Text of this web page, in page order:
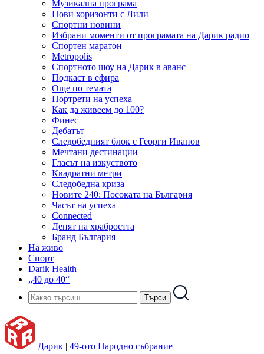
Музикална програма
Нови хоризонти с Лили
Спортни новини
Избрани моменти от програмата на Дарик радио
Спортен маратон
Metropolis
Спортното шоу на Дарик в аванс
Подкаст в ефира
Още по темата
Портрети на успеха
Как да живеем до 100?
Финес
Дебатът
Следобедният блок с Георги Иванов
Мечтани дестинации
Гласът на изкуството
Квадратни метри
Следобедна криза
Новите 240: Посоката на България
Часът на успеха
Connected
Денят на храбростта
Бранд България
На живо
Спорт
Darik Health
„40 до 40“
Дарик | 49-ото Народно събрание